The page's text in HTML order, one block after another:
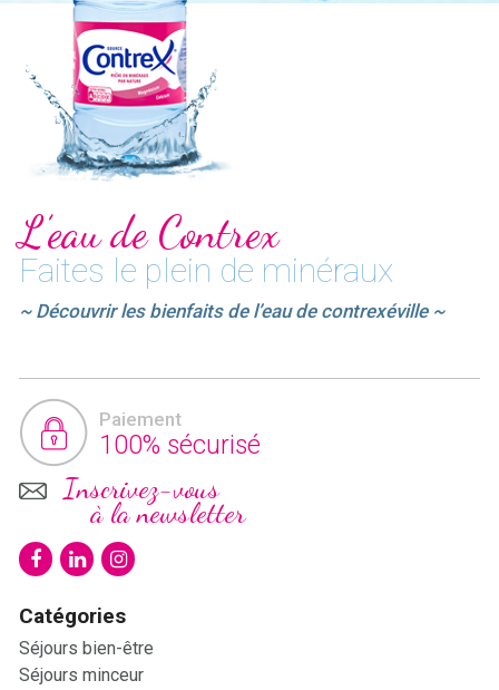
L’eau de Contrex
Faites le plein de minéraux
~ Découvrir les bienfaits de l’eau de contrexéville ~
Paiement
100% sécurisé
Inscrivez-vous
à la newsletter
Catégories
Séjours bien-être
Séjours minceur